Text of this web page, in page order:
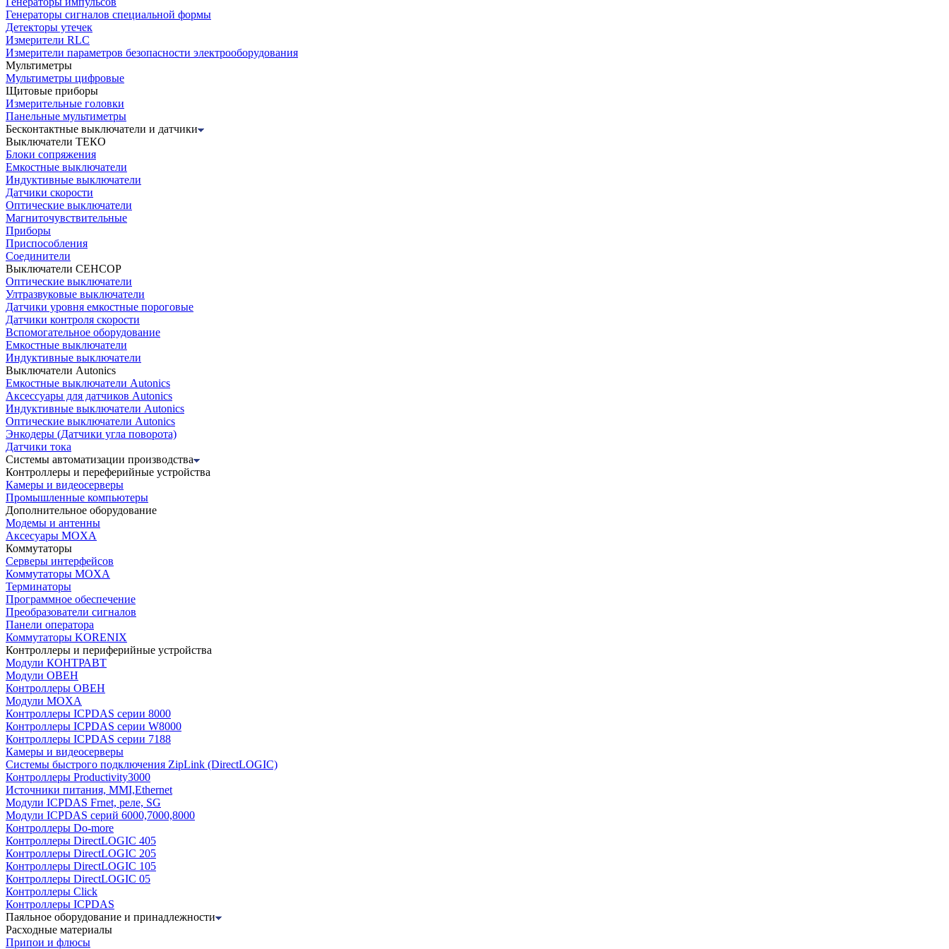
Генераторы сигналов специальной формы
Детекторы утечек
Измерители RLC
Измерители параметров безопасности электрооборудования
Мультиметры
Мультиметры цифровые
Щитовые приборы
Измерительные головки
Панельные мультиметры
Бесконтактные выключатели и датчики
Выключатели ТЕКО
Блоки сопряжения
Емкостные выключатели
Индуктивные выключатели
Датчики скорости
Оптические выключатели
Магниточувствительные
Приборы
Приспособления
Соединители
Выключатели СЕНСОР
Оптические выключатели
Ултразвуковые выключатели
Датчики уровня емкостные пороговые
Датчики контроля скорости
Вспомогательное оборудование
Емкостные выключатели
Индуктивные выключатели
Выключатели Autonics
Емкостные выключатели Autonics
Аксессуары для датчиков Autonics
Индуктивные выключатели Autonics
Оптические выключатели Autonics
Энкодеры (Датчики угла поворота)
Датчики тока
Системы автоматизации производства
Контроллеры и переферийные устройства
Камеры и видеосерверы
Промышленные компьютеры
Дополнительное оборудование
Модемы и антенны
Аксесуары MOXA
Коммутаторы
Серверы интерфейсов
Коммутаторы MOXA
Терминаторы
Программное обеспечение
Преобразователи сигналов
Панели оператора
Коммутаторы KORENIX
Контроллеры и периферийные устройства
Модули КОНТРАВТ
Модули ОВЕН
Контроллеры ОВЕН
Модули MOXA
Контроллеры ICPDAS серии 8000
Контроллеры ICPDAS серии W8000
Контроллеры ICPDAS серии 7188
Камеры и видеосерверы
Системы быстрого подключения ZipLink (DirectLOGIC)
Контроллеры Productivity3000
Источники питания, MMI,Ethernet
Модули ICPDAS Frnet, реле, SG
Модули ICPDAS серий 6000,7000,8000
Контроллеры Do-more
Контроллеры DirectLOGIC 405
Контроллеры DirectLOGIC 205
Контроллеры DirectLOGIC 105
Контроллеры DirectLOGIC 05
Контроллеры Click
Контроллеры ICPDAS
Паяльное оборудование и принадлежности
Расходные материалы
Припои и флюсы